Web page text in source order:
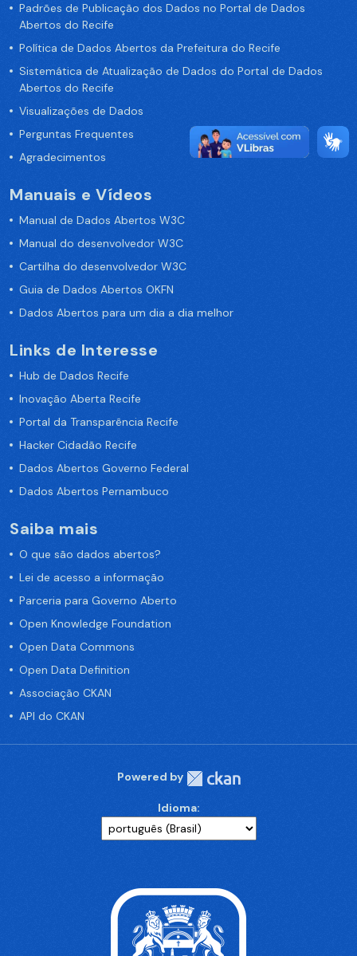
Padrões de Publicação dos Dados no Portal de Dados
Abertos do Recife
Política de Dados Abertos da Prefeitura do Recife
Sistemática de Atualização de Dados do Portal de Dados
Abertos do Recife
Visualizações de Dados
Perguntas Frequentes
Agradecimentos
Manuais e Vídeos
Manual de Dados Abertos W3C
Manual do desenvolvedor W3C
Cartilha do desenvolvedor W3C
Guia de Dados Abertos OKFN
Dados Abertos para um dia a dia melhor
Links de Interesse
Hub de Dados Recife
Inovação Aberta Recife
Portal da Transparência Recife
Hacker Cidadão Recife
Dados Abertos Governo Federal
Dados Abertos Pernambuco
Saiba mais
O que são dados abertos?
Lei de acesso a informação
Parceria para Governo Aberto
Open Knowledge Foundation
Open Data Commons
Open Data Definition
Associação CKAN
API do CKAN
Powered by
Idioma